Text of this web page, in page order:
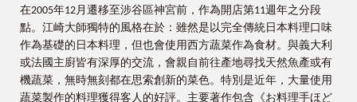
在2005年12月遷移至涉谷區神宮前，作為開店第11週年之分段
點。江崎大師獨特的風格在於：雖然是以完全傳統日本料理口味
作為基礎的日本料理，但也會使用西方蔬菜作為食材。與義大利
或法國主廚皆有深厚的交流，會親自前往產地尋找天然魚產或有
機蔬菜，無時無刻都在思索創新的菜色。特別是近年，大量使用
蔬菜製作的料理獲得客人的好評。主要著作包含《お料理手ほど